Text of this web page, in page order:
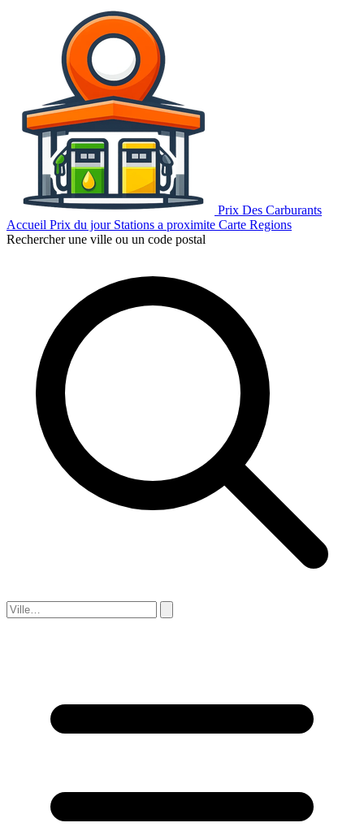
Prix Des Carburants
Accueil Prix du jour Stations a proximite Carte Regions
Rechercher une ville ou un code postal